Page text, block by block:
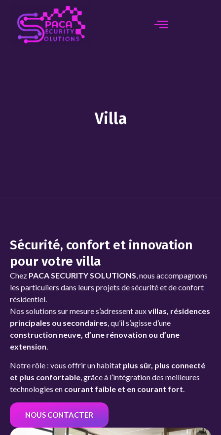
principal
Villa
Sécurité, confort et innovation
pour votre villa
Chez PACA SECURITY SOLUTIONS, nous accompagnons
les particuliers dans leurs projets de sécurité et de confort
résidentiel.
Nos solutions sur mesure s’adressent auxvillas, résidences
principales ou secondaires, qu’il s’agisse d’une
construction neuve, d’une rénovation ou d’une
extension.
Notre rôle : vous offrir un habitat plus sûr, plus connecté
et plus confortable, grâce à l’intégration des meilleures
technologies en courant faible et en courant fort.
NOUS CONTACTER